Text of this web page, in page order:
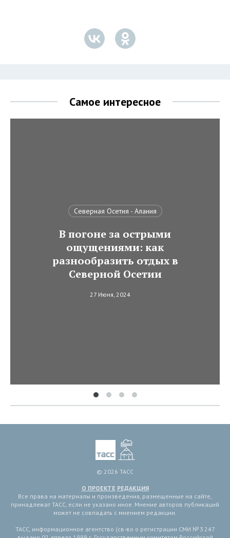
Самое интересное
Северная Осетия - Алания
В погоне за острыми
ощущениями: как
разнообразить отдых в
Северной Осетии
27 Июня, 2024
© 2026 ТАСС
О ПРОЕКТЕ РЕДАКЦИЯ
Все права на материалы и произведения, размещенные на сайте,
принадлежат ТАСС, если не указано иное. Мнение авторов публикаций
может не совпадать с мнением редакции.
ТАСС, информационное агентство (св-во о регистрации СМИ № 3 247